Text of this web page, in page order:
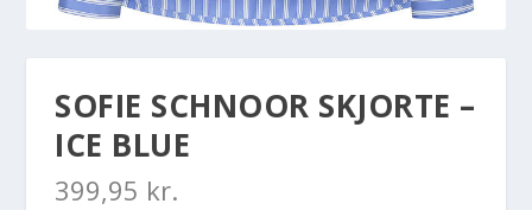
SOFIE SCHNOOR SKJORTE –
ICE BLUE
399,95 kr.